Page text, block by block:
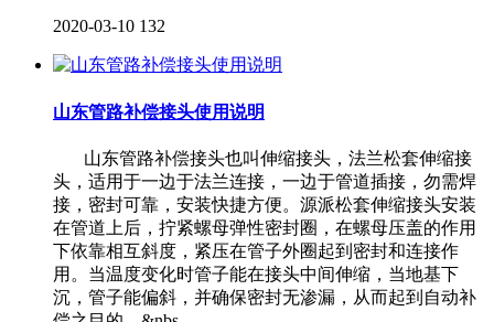
2020-03-10 132
山东管路补偿接头使用说明
山东管路补偿接头也叫伸缩接头，法兰松套伸缩接
头，适用于一边于法兰连接，一边于管道插接，勿需焊
接，密封可靠，安装快捷方便。源派松套伸缩接头安装
在管道上后，拧紧螺母弹性密封圈，在螺母压盖的作用
下依靠相互斜度，紧压在管子外圈起到密封和连接作
用。当温度变化时管子能在接头中间伸缩，当地基下
沉，管子能偏斜，并确保密封无渗漏，从而起到自动补